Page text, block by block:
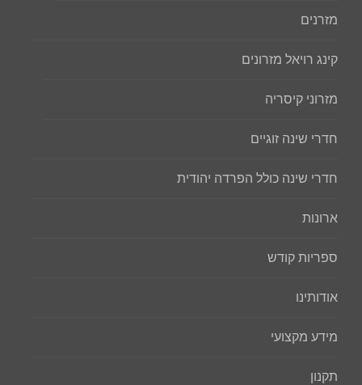
מזרנים
קינג רויאל מזרונים
מזרוני קיסריה
חדרי שינה זוגיים
חדרי שינה כולל הפרדה יהודית
ארונות
ספריות קודש
אודותינו
מידע מקצועי
תקנון